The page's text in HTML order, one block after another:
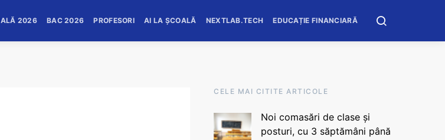
2026 BAC 2026 PROFESORI AI LA ȘCOALĂ NEXTLAB.TECH EDUCAȚIE FINANCIARĂ
CELE MAI CITITE ARTICOLE
Noi comasări de clase și
posturi, cu 3 săptămâni până